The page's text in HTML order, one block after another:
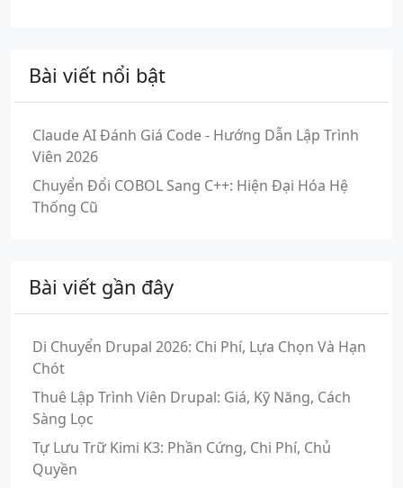
Bài viết nổi bật
Claude AI Đánh Giá Code - Hướng Dẫn Lập Trình
Viên 2026
Chuyển Đổi COBOL Sang C++: Hiện Đại Hóa Hệ
Thống Cũ
Bài viết gần đây
Di Chuyển Drupal 2026: Chi Phí, Lựa Chọn Và Hạn
Chót
Thuê Lập Trình Viên Drupal: Giá, Kỹ Năng, Cách
Sàng Lọc
Tự Lưu Trữ Kimi K3: Phần Cứng, Chi Phí, Chủ
Quyền